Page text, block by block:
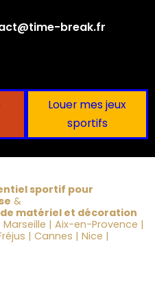
break.fr
Louer mes jeux
sportifs
sportif pour
&
matériel et décoration
| Aix-en-Provence |
| Cannes | Nice |